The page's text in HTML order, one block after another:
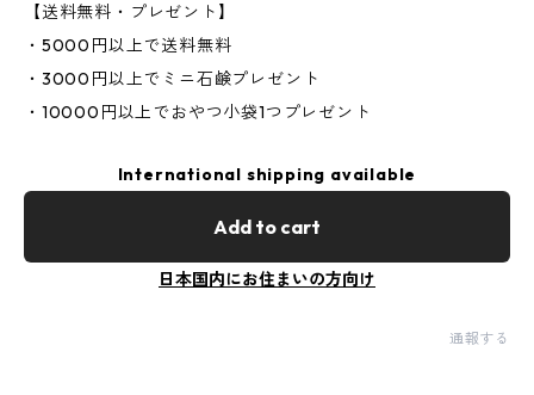
【送料無料・プレゼント】
・5000円以上で送料無料
・3000円以上でミニ石鹸プレゼント
・10000円以上でおやつ小袋1つプレゼント
International shipping available
Add to cart
日本国内にお住まいの方向け
通報する